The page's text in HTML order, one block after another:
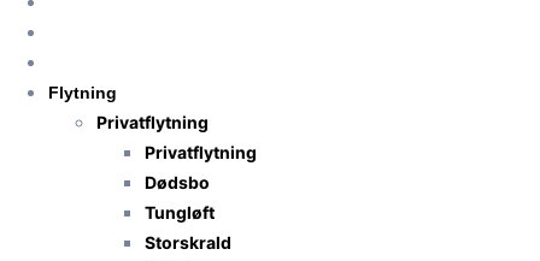
Flytning
Privatflytning
Privatflytning
Dødsbo
Tungløft
Storskrald